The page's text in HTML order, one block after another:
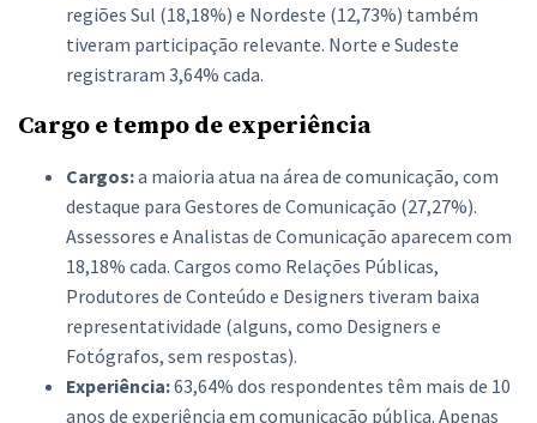
regiões Sul (18,18%) e Nordeste (12,73%) também
tiveram participação relevante. Norte e Sudeste
registraram 3,64% cada.
Cargo e tempo de experiência
Cargos:a maioria atua na área de comunicação, com
destaque para Gestores de Comunicação (27,27%).
Assessores e Analistas de Comunicação aparecem com
18,18% cada. Cargos como Relações Públicas,
Produtores de Conteúdo e Designers tiveram baixa
representatividade (alguns, como Designers e
Fotógrafos, sem respostas).
Experiência:63,64% dos respondentes têm mais de 10
anos de experiência em comunicação pública. Apenas